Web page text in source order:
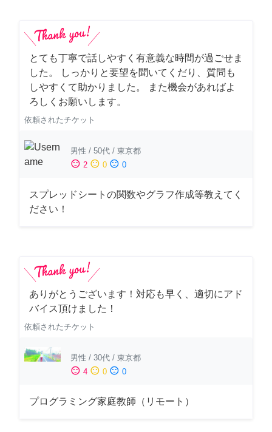
とても丁寧で話しやすく有意義な時間が過ごせま
した。 しっかりと要望を聞いてくだり、質問も
しやすくて助かりました。 また機会があればよ
ろしくお願いします。
依頼されたチケット
男性 / 50代 / 東京都
sentiment_satisfied 2 sentiment_neutral 0 sentiment_dissatisfied 0
スプレッドシートの関数やグラフ作成等教えてく
ださい！
ありがとうございます！対応も早く、適切にアド
バイス頂けました！
依頼されたチケット
男性 / 30代 / 東京都
sentiment_satisfied 4 sentiment_neutral 0 sentiment_dissatisfied 0
プログラミング家庭教師（リモート）